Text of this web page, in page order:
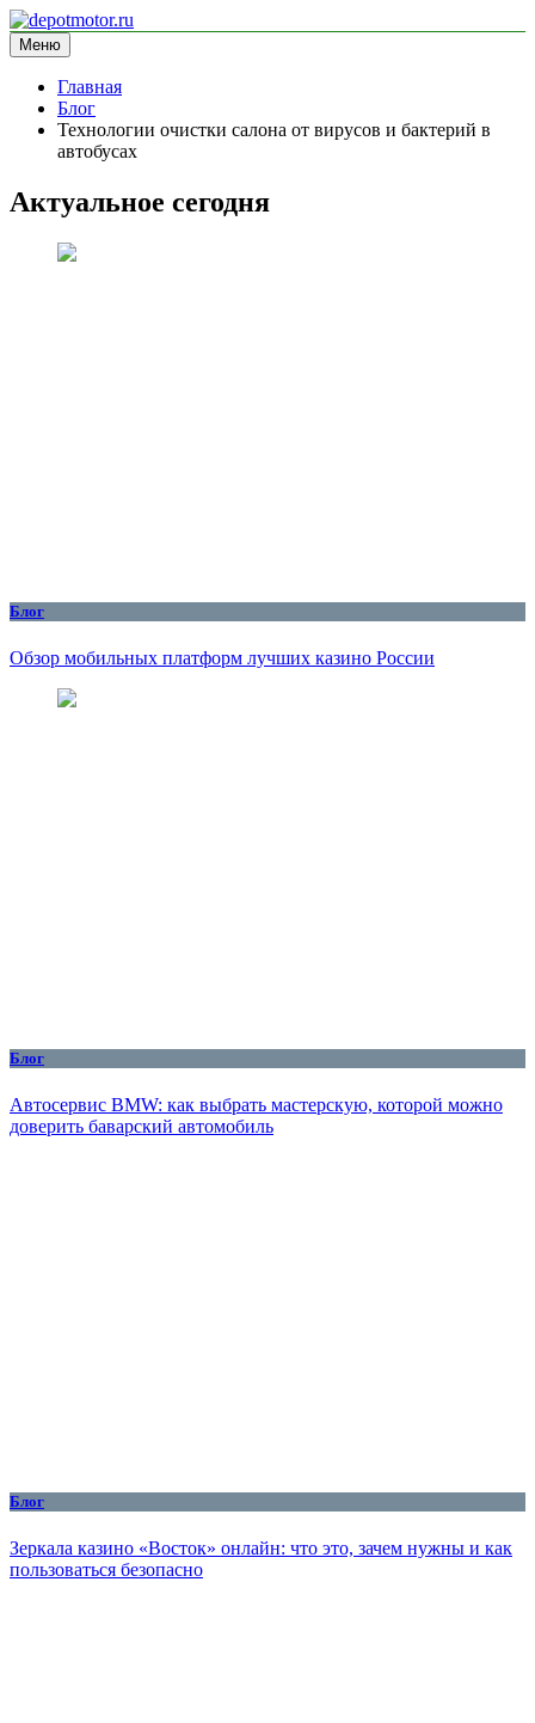
Перейти
к
содержимому
depotmotor.ru
информационный сайт
Меню
Главная
Блог
Технологии очистки салона от вирусов и бактерий в
автобусах
Актуальное сегодня
Блог
Обзор мобильных платформ лучших казино России
Блог
Автосервис BMW: как выбрать мастерскую, которой можно
доверить баварский автомобиль
Блог
Зеркала казино «Восток» онлайн: что это, зачем нужны и как
пользоваться безопасно